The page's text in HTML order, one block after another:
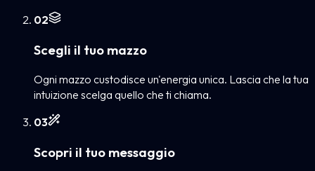
02
Scegli il tuo mazzo
Ogni mazzo custodisce un'energia unica. Lascia che la tua
intuizione scelga quello che ti chiama.
03
Scopri il tuo messaggio